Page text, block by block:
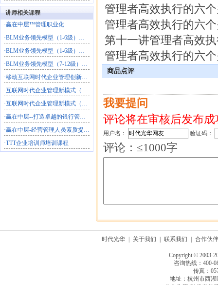
讲师相关课程
·赢在中层™管理职业化
·BLM业务领先模型（1-6级）：企业战略落地与商业模式创
·BLM业务领先模型（1-6级）：企业战略落地与商业模式创
·BLM业务领先模型（7-12级）：战略——组织——执行（
·移动互联网时代企业管理创新（半天）
·互联网时代企业管理新模式（2天）
·互联网时代企业管理新模式（1天）
·赢在中层--打造卓越的银行管理团队
·赢在中层-经营管理人员素质提升必修课程
·TTT企业培训师培训课程
管理者高效执行的六
管理者高效执行的六
第十一讲管理者高效
管理者高效执行的六
商品点评
我要提问
评论将在审核后发布成
用户名： 验证码：
评论：≤1000字
时代光华 关于我们 联系我们 合作伙伴
Copyright © 2003-
咨询热线：400-
传真：
地址：杭州市西